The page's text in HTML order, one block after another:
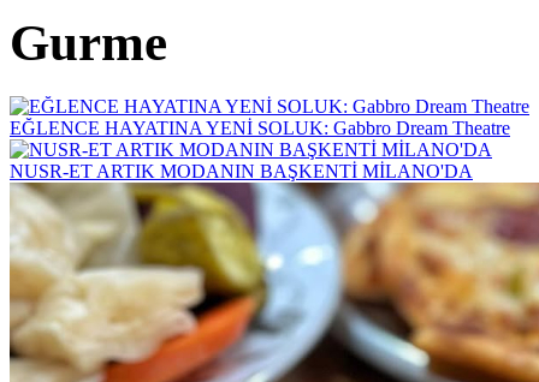
Gurme
EĞLENCE HAYATINA YENİ SOLUK: Gabbro Dream Theatre
NUSR-ET ARTIK MODANIN BAŞKENTİ MİLANO'DA